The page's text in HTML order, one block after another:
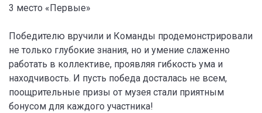
3 место «Первые»
Победителю вручили и Команды продемонстрировали
не только глубокие знания, но и умение слаженно
работать в коллективе, проявляя гибкость ума и
находчивость. И пусть победа досталась не всем,
поощрительные призы от музея стали приятным
бонусом для каждого участника!